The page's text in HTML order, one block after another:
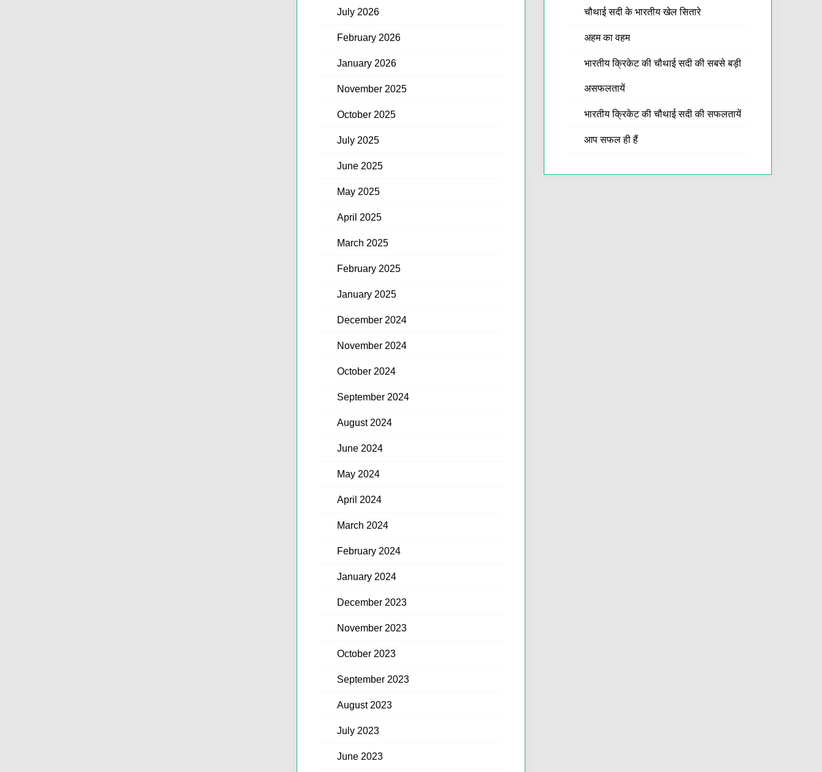
July 2026
February 2026
January 2026
November 2025
October 2025
July 2025
June 2025
May 2025
April 2025
March 2025
February 2025
January 2025
December 2024
November 2024
October 2024
September 2024
August 2024
June 2024
May 2024
April 2024
March 2024
February 2024
January 2024
December 2023
November 2023
October 2023
September 2023
August 2023
July 2023
June 2023
चौथाई सदी के भारतीय खेल सितारे
अहम का वहम
भारतीय क्रिकेट की चौथाई सदी की सबसे बड़ी
असफलतायें
भारतीय क्रिकेट की चौथाई सदी की सफलतायें
आप सफल ही हैं